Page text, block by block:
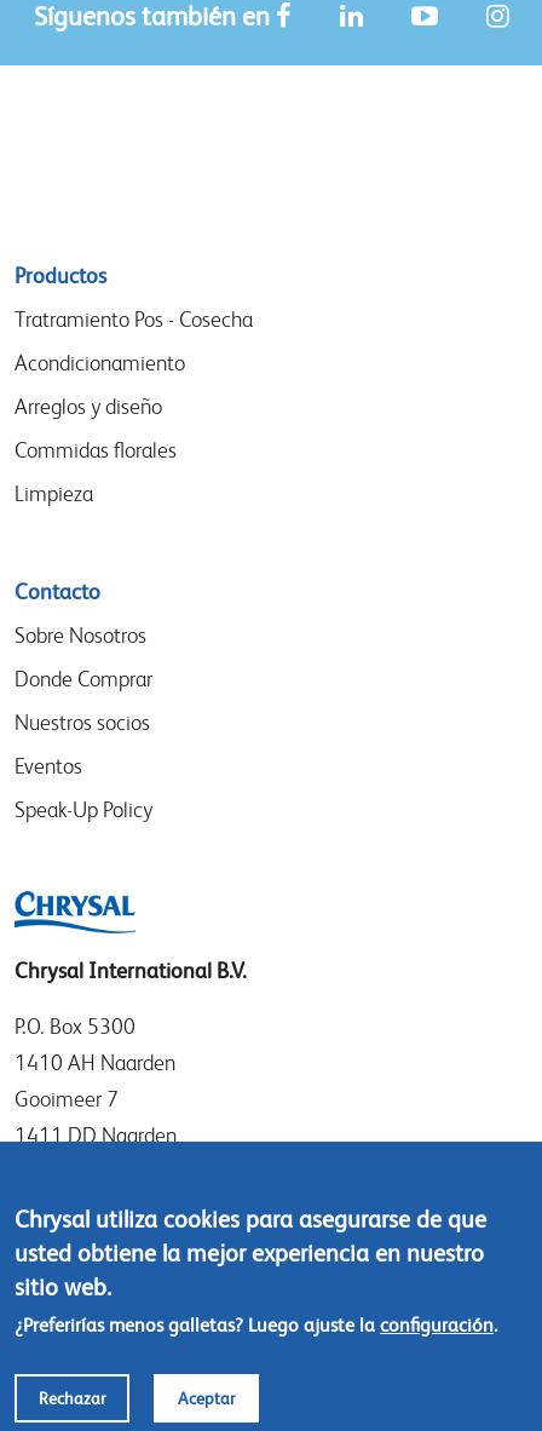
Síguenos también en
Sitemap
menu
Productos
Tratramiento Pos - Cosecha
Acondicionamiento
Arreglos y diseño
Commidas florales
Limpieza
Contacto
Sobre Nosotros
Donde Comprar
Nuestros socios
Eventos
Speak-Up Policy
Chrysal International B.V.
P.O. Box 5300
1410 AH Naarden
Gooimeer 7
1411 DD Naarden
Tel: +31 (0)35 - 695 58 88
Contáctanos
menu
Polítcas de responsabilidad y privacidad
Terms & Conditions
Chrysal utiliza cookies para asegurarse de que
usted obtiene la mejor experiencia en nuestro
sitio web.
¿Preferirías menos galletas? Luego ajuste la configuración.
Rechazar Aceptar